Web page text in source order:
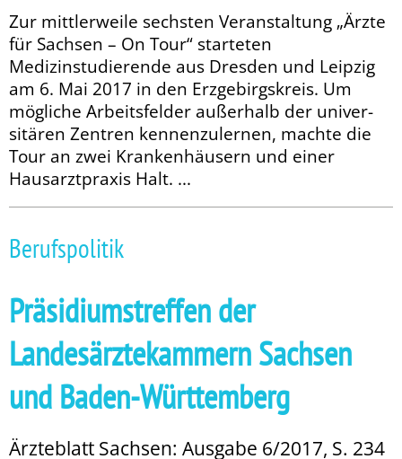
Zur mittlerweile sechsten Veranstaltung „Ärzte
für Sachsen – On Tour“ starteten
Medizinstudierende aus Dresden und Leipzig
am 6. Mai 2017 in den Erzgebirgskreis. Um
mögliche Arbeitsfelder außerhalb der univer­
sitären Zentren kennenzulernen, machte die
Tour an zwei Krankenhäusern und einer
Hausarztpraxis Halt. ...
Berufspolitik
Präsidiumstreffen der
Landesärztekammern Sachsen
und Baden-Württemberg
Ärzteblatt Sachsen: Ausgabe 6/2017, S. 234